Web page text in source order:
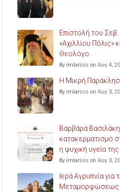
Επιστολή του
«Αχιλλίου Πόλις»
Θεολόγο.
By imlarisis on Αυγ 4,
Η Μικρή
By imlarisis on Αυγ 3,
Βαρβάρα
κατακερματισμό
η ψυχική υγεία
By imlarisis on Αυγ 3,
Ιερά Αγρυπνία για
Μεταμορφώσεως